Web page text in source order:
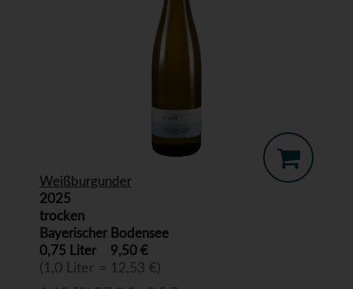
Weißburgunder
2025
trocken
Bayerischer Bodensee
0,75 Liter
9,50 €
(1,0 Liter = 12,53 €)